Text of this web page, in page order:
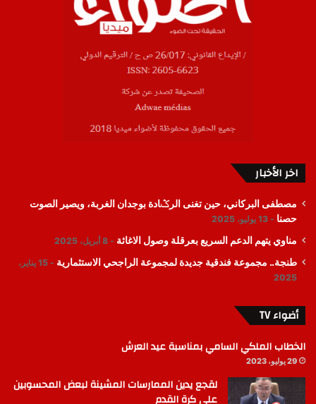
اخر الأخبار
مصطفى البركاني، حين تغنى الرݣادة بوجدان الغربة، ويصير الصوت
حصنا
13 يوليو، 2025
مناوي يتهم الدعم السريع بعرقلة وصول الاغاثة 8 أبريل، 2025
طنجة.. مجموعة فندقية جديدة لمجموعة الراجحي الاستثمارية
15 يناير،
2025
أضواء TV
الخطاب الملكي السامي بمناسبة عيد العرش
29 يوليو، 2023
لقجع يدين الممارسات المشينة لبعض المحسوبين
على كرة القدم